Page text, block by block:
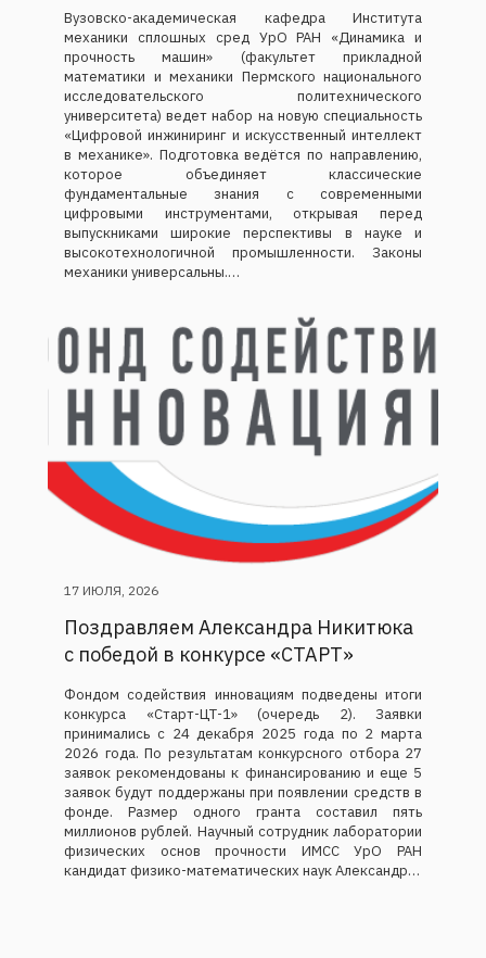
Вузовско-академическая кафедра Института
механики сплошных сред УрО РАН «Динамика и
прочность машин» (факультет прикладной
математики и механики Пермского национального
исследовательского политехнического
университета) ведет набор на новую специальность
«Цифровой инжиниринг и искусственный интеллект
в механике». Подготовка ведётся по направлению,
которое объединяет классические
фундаментальные знания с современными
цифровыми инструментами, открывая перед
выпускниками широкие перспективы в науке и
высокотехнологичной промышленности. Законы
механики универсальны.…
17 ИЮЛЯ, 2026
Поздравляем Александра Никитюка
с победой в конкурсе «СТАРТ»
Фондом содействия инновациям подведены итоги
конкурса «Старт-ЦТ-1» (очередь 2). Заявки
принимались с 24 декабря 2025 года по 2 марта
2026 года. По результатам конкурсного отбора 27
заявок рекомендованы к финансированию и еще 5
заявок будут поддержаны при появлении средств в
фонде. Размер одного гранта составил пять
миллионов рублей. Научный сотрудник лаборатории
физических основ прочности ИМСС УрО РАН
кандидат физико-математических наук Александр…